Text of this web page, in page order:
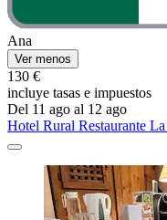
Ana
Ver menos
130 €
incluye tasas e impuestos
Del 11 ago al 12 ago
Hotel Rural Restaurante